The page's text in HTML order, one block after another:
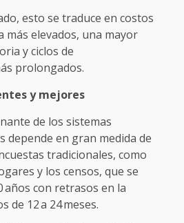
esto se traduce en costos
más elevados, una mayor
y ciclos de
prolongados.
y mejores
de los sistemas
depende en gran medida de
tradicionales, como
y los censos, que se
años con retrasos en la
de 12 a 24 meses.